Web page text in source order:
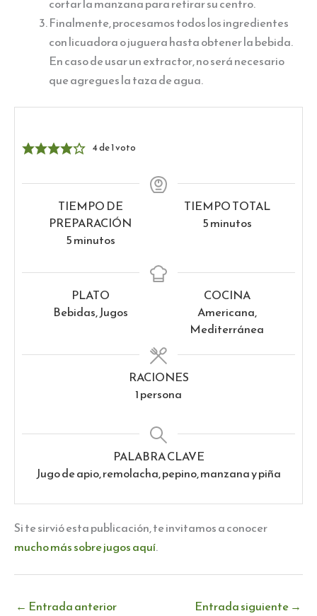
cortar la manzana para retirar su centro.
Finalmente, procesamos todos los ingredientes
con licuadora o juguera hasta obtener la bebida.
En caso de usar un extractor, no será necesario
que agregues la taza de agua.
4de 1 voto
TIEMPO DE
PREPARACIÓN
5minutos
minutos
TIEMPO TOTAL
5minutos
minutos
PLATO
Bebidas, Jugos
COCINA
Americana,
Mediterránea
RACIONES
1persona
PALABRA CLAVE
Jugo de apio, remolacha, pepino, manzana y piña
Si te sirvió esta publicación, te invitamos a conocer
mucho más sobre jugos aquí.
← Entrada anterior Entrada siguiente →